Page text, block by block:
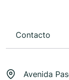
Contacto
Avenida